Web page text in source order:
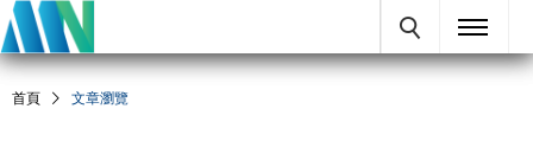
首頁 文章瀏覽